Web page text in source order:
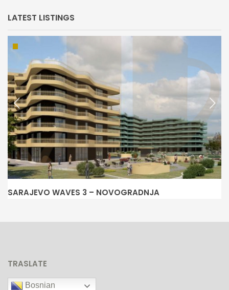
LATEST LISTINGS
SARAJEVO WAVES 3 – NOVOGRADNJA
TRASLATE
Bosnian